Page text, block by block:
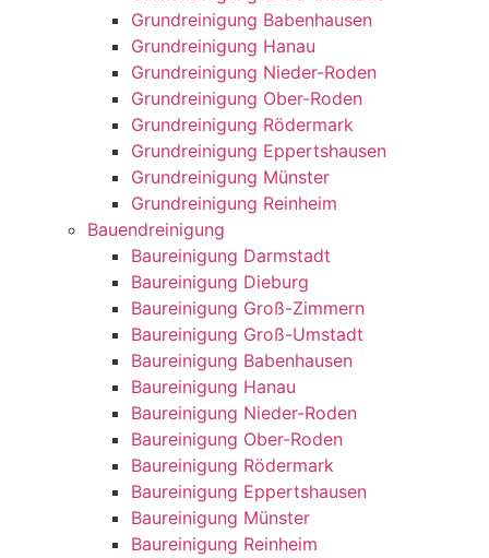
Grundreinigung Babenhausen
Grundreinigung Hanau
Grundreinigung Nieder-Roden
Grundreinigung Ober-Roden
Grundreinigung Rödermark
Grundreinigung Eppertshausen
Grundreinigung Münster
Grundreinigung Reinheim
Bauendreinigung
Baureinigung Darmstadt
Baureinigung Dieburg
Baureinigung Groß-Zimmern
Baureinigung Groß-Umstadt
Baureinigung Babenhausen
Baureinigung Hanau
Baureinigung Nieder-Roden
Baureinigung Ober-Roden
Baureinigung Rödermark
Baureinigung Eppertshausen
Baureinigung Münster
Baureinigung Reinheim